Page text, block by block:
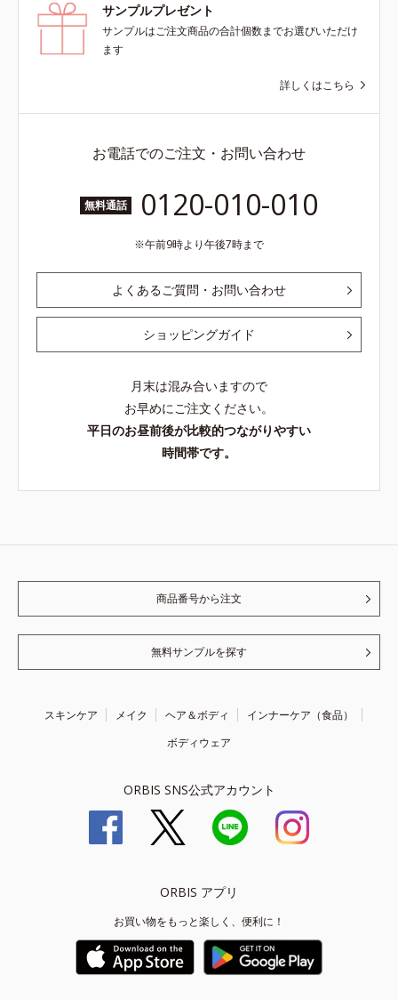
サンプルプレゼント
サンプルはご注文商品の合計個数までお選びいただけ
ます
詳しくはこちら
お電話でのご注文・お問い合わせ
無料通話 0120-010-010
午前9時より午後7時まで
よくあるご質問・お問い合わせ
ショッピングガイド
月末は混み合いますので
お早めにご注文ください。
平日のお昼前後が比較的つながりやすい
時間帯です。
商品番号から注文
無料サンプルを探す
スキンケア メイク ヘア＆ボディ
インナーケア（食品）
ボディウェア
ORBIS SNS公式アカウント
ORBIS アプリ
お買い物をもっと楽しく、便利に！